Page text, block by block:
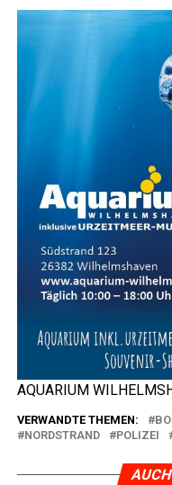
AQUARIUM
VERWANDTE THEMEN:
NORDSTRAND
POLIZEI